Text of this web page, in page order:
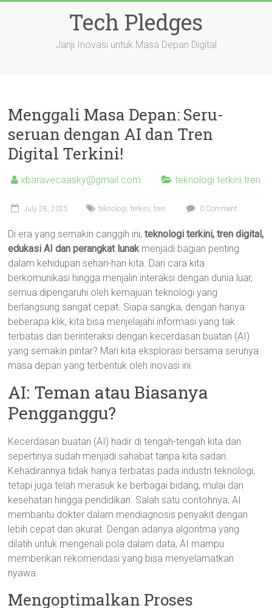
Tech Pledges
Janji Inovasi untuk Masa Depan Digital
Menggali Masa Depan: Seru-
seruan dengan AI dan Tren
Digital Terkini!
xbaravecaasky@gmail.com teknologi terkini tren
July 28, 2025 teknologi,terkini,tren 0 Comment
Di era yang semakin canggih ini,teknologi terkini, tren digital,
edukasi AI dan perangkat lunakmenjadi bagian penting
dalam kehidupan sehari-hari kita. Dari cara kita
berkomunikasi hingga menjalin interaksi dengan dunia luar,
semua dipengaruhi oleh kemajuan teknologi yang
berlangsung sangat cepat. Siapa sangka, dengan hanya
beberapa klik, kita bisa menjelajahi informasi yang tak
terbatas dan berinteraksi dengan kecerdasan buatan (AI)
yang semakin pintar? Mari kita eksplorasi bersama serunya
masa depan yang terbentuk oleh inovasi ini.
AI: Teman atau Biasanya
Pengganggu?
Kecerdasan buatan (AI) hadir di tengah-tengah kita dan
sepertinya sudah menjadi sahabat tanpa kita sadari.
Kehadirannya tidak hanya terbatas pada industri teknologi,
tetapi juga telah merasuk ke berbagai bidang, mulai dari
kesehatan hingga pendidikan. Salah satu contohnya, AI
membantu dokter dalam mendiagnosis penyakit dengan
lebih cepat dan akurat. Dengan adanya algoritma yang
dilatih untuk mengenali pola dalam data, AI mampu
memberikan rekomendasi yang bisa menyelamatkan
nyawa.
Mengoptimalkan Proses